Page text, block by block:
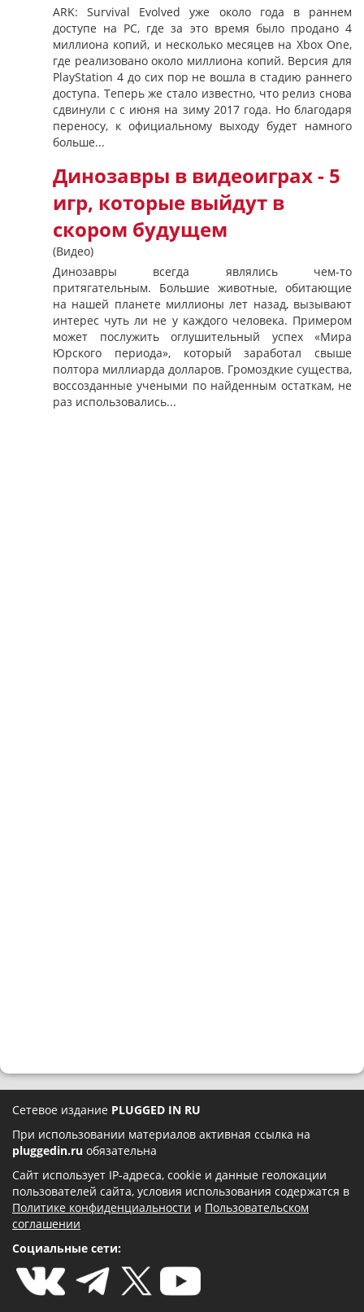
ARK: Survival Evolved уже около года в раннем
доступе на РС, где за это время было продано 4
миллиона копий, и несколько месяцев на Xbox One,
где реализовано около миллиона копий. Версия для
PlayStation 4 до сих пор не вошла в стадию раннего
доступа. Теперь же стало известно, что релиз снова
сдвинули с с июня на зиму 2017 года. Но благодаря
переносу, к официальному выходу будет намного
больше...
Динозавры в видеоиграх - 5
игр, которые выйдут в
скором будущем
(Видео)
Динозавры всегда являлись чем-то
притягательным. Большие животные, обитающие
на нашей планете миллионы лет назад, вызывают
интерес чуть ли не у каждого человека. Примером
может послужить оглушительный успех «Мира
Юрского периода», который заработал свыше
полтора миллиарда долларов. Громоздкие существа,
воссозданные учеными по найденным остаткам, не
раз использовались...
Сетевое издание PLUGGED IN RU
При использовании материалов активная ссылка на
pluggedin.ru обязательна
Сайт использует IP-адреса, cookie и данные геолокации
пользователей сайта, условия использования содержатся в
Политике конфиденциальности и Пользовательском
соглашении
Социальные сети: